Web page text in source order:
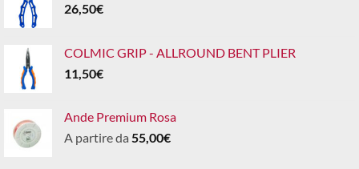
26,50€
COLMIC GRIP - ALLROUND BENT PLIER
11,50€
Ande Premium Rosa
A partire da 55,00€